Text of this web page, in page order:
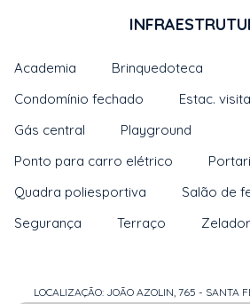
Academia
Brinquedoteca
Condomínio fechado
Estac.
Gás central
Playground
Ponto para carro elétrico
Quadra poliesportiva
Salão de
Segurança
Terraço Zelador
LOCALIZAÇÃO: JOÃO AZOLIN, 765 - SANTA